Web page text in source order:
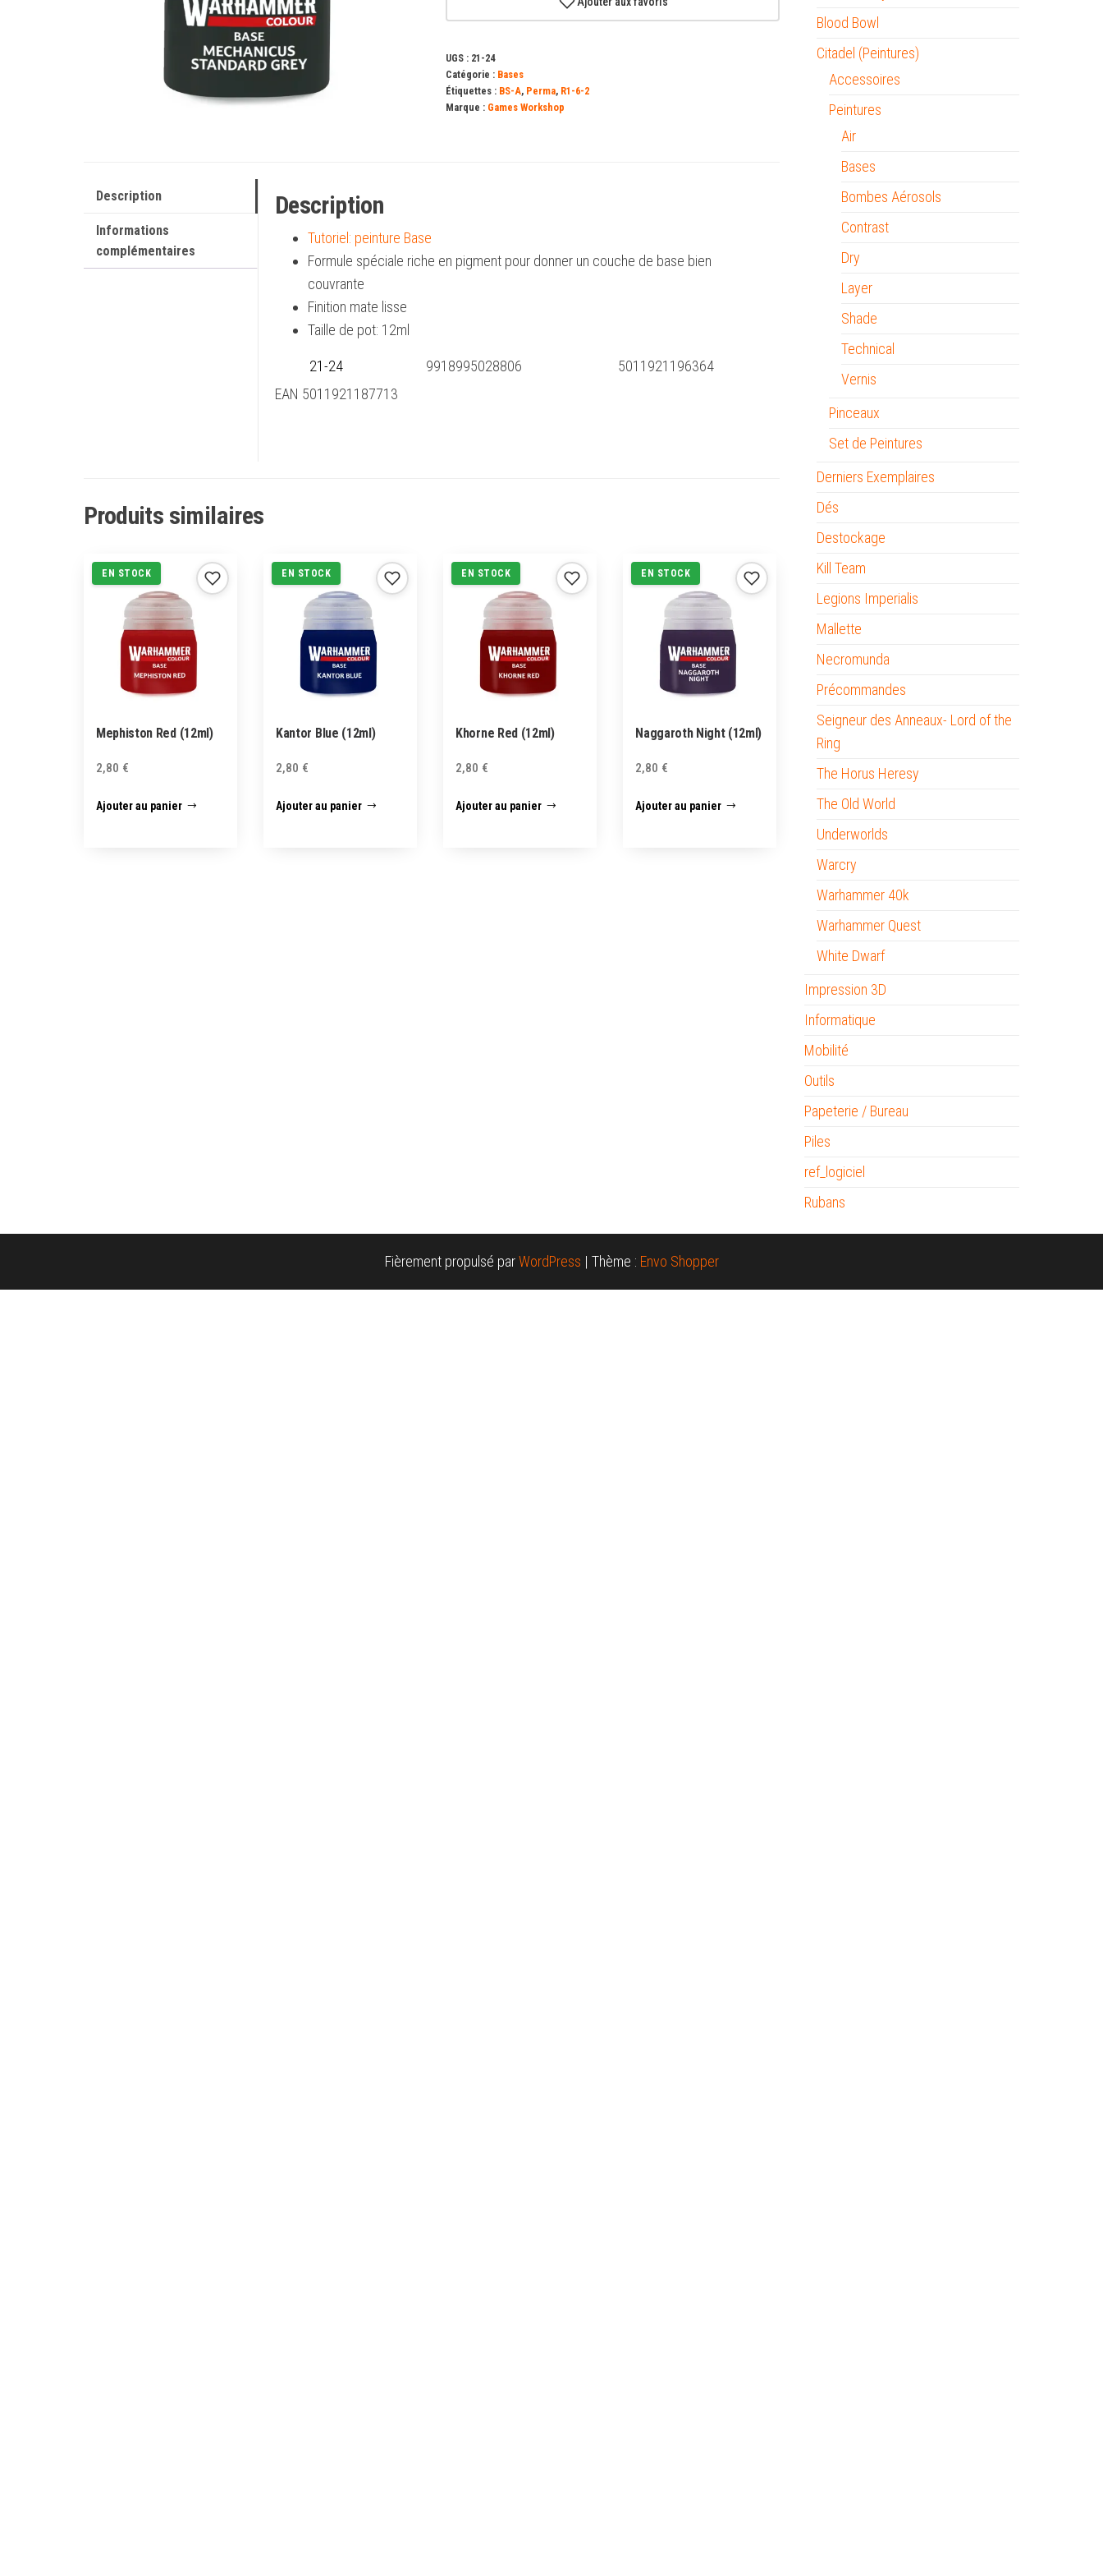
Grey
UGS : 21-24
Catégorie : Bases
Étiquettes : BS-A, Perma, R1-6-2
Marque : Games Workshop
Description
Informations
complémentaires
Description
Tutoriel: peinture Base
Formule spéciale riche en pigment pour donner un couche de base bien
couvrante
Finition mate lisse
Taille de pot: 12ml
21-24 9918995028806
5011921196364
EAN 5011921187713
Produits similaires
EN STOCK
Mephiston Red (12ml)
2,80 €
Ajouter au panier
EN STOCK
Kantor Blue (12ml)
2,80 €
Ajouter au panier
EN STOCK
Khorne Red (12ml)
2,80 €
Ajouter au panier
EN STOCK
Naggaroth Night (12ml)
2,80 €
Ajouter au panier
Blood Bowl
Citadel (Peintures)
Accessoires
Peintures
Air
Bases
Bombes Aérosols
Contrast
Dry
Layer
Shade
Technical
Vernis
Pinceaux
Set de Peintures
Derniers Exemplaires
Dés
Destockage
Kill Team
Legions Imperialis
Mallette
Necromunda
Précommandes
Seigneur des Anneaux- Lord of the
Ring
The Horus Heresy
The Old World
Underworlds
Warcry
Warhammer 40k
Warhammer Quest
White Dwarf
Impression 3D
Informatique
Mobilité
Outils
Papeterie / Bureau
Piles
ref_logiciel
Rubans
Fièrement propulsé parWordPress | Thème : Envo Shopper